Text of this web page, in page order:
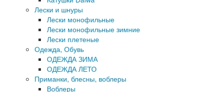
Лески и шнуры
Лески монофильные
Лески монофильные зимние
Лески плетеные
Одежда, Обувь
ОДЕЖДА ЗИМА
ОДЕЖДА ЛЕТО
Приманки, блесны, воблеры
Воблеры